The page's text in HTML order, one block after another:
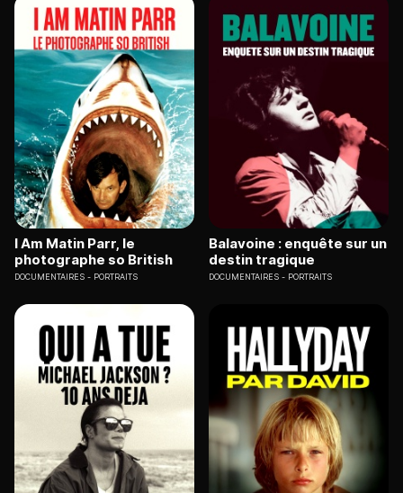
I Am Matin Parr, le
photographe so British
DOCUMENTAIRES PORTRAITS
Balavoine : enquête sur un
destin tragique
DOCUMENTAIRES PORTRAITS